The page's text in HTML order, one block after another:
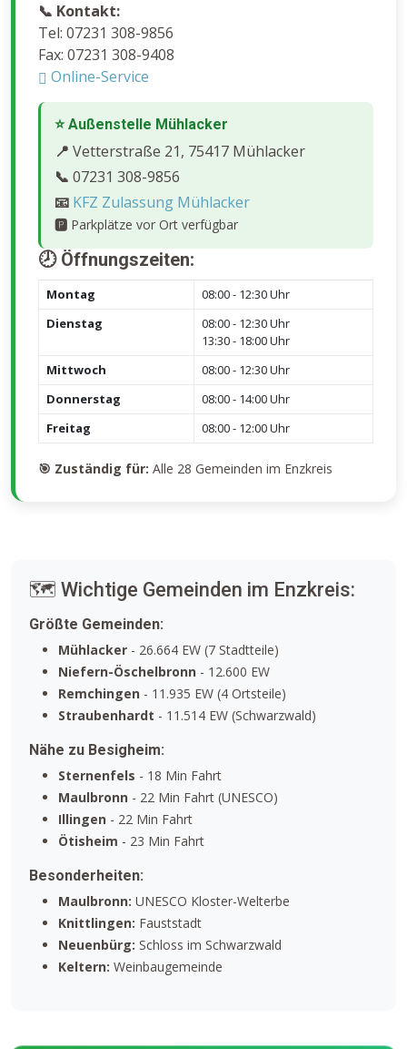
📞 Kontakt:
Tel: 07231 308-9856
Fax: 07231 308-9408
Online-Service
⭐ Außenstelle Mühlacker
📍 Vetterstraße 21, 75417 Mühlacker
📞 07231 308-9856
📧 KFZ Zulassung Mühlacker
🅿️ Parkplätze vor Ort verfügbar
🕗 Öffnungszeiten:
Montag
08:00 - 12:30 Uhr
Dienstag
08:00 - 12:30 Uhr
13:30 - 18:00 Uhr
Mittwoch
08:00 - 12:30 Uhr
Donnerstag
08:00 - 14:00 Uhr
Freitag
08:00 - 12:00 Uhr
🎯 Zuständig für: Alle 28 Gemeinden im Enzkreis
🗺️ Wichtige Gemeinden im Enzkreis:
Größte Gemeinden:
Mühlacker - 26.664 EW (7 Stadtteile)
Niefern-Öschelbronn - 12.600 EW
Remchingen - 11.935 EW (4 Ortsteile)
Straubenhardt - 11.514 EW (Schwarzwald)
Nähe zu Besigheim:
Sternenfels - 18 Min Fahrt
Maulbronn - 22 Min Fahrt (UNESCO)
Illingen - 22 Min Fahrt
Ötisheim - 23 Min Fahrt
Besonderheiten:
Maulbronn: UNESCO Kloster-Welterbe
Knittlingen: Fauststadt
Neuenbürg: Schloss im Schwarzwald
Keltern: Weinbaugemeinde